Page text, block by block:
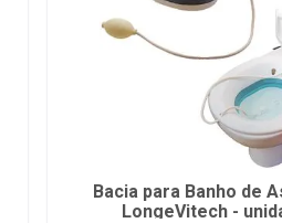
Bacia para Banho de
LongeVitech -